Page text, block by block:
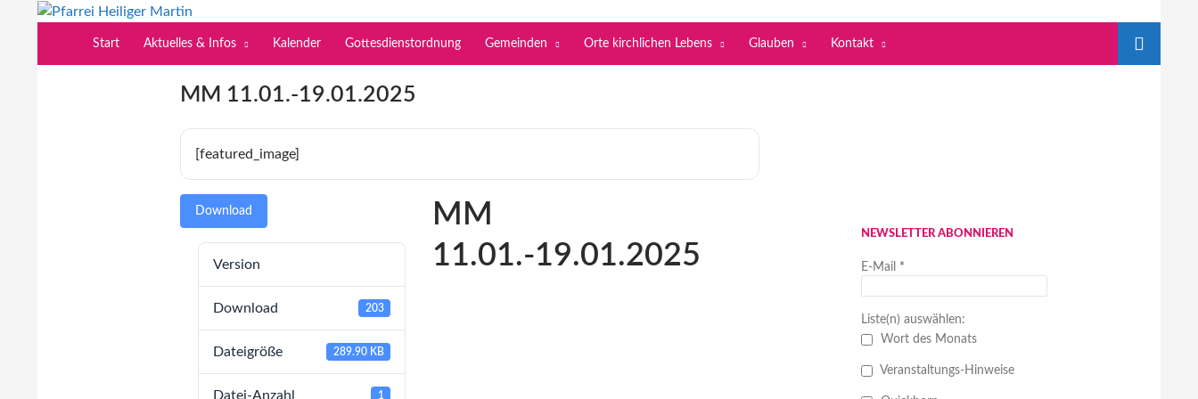
Pfarrei Heiliger Martin
Start Aktuelles & Infos Kalender Gottesdienstordnung Gemeinden Orte kirchlichen Lebens Glauben Kontakt
MM 11.01.-19.01.2025
[featured_image]
Download
Version
Download 203
Dateigröße 289.90 KB
Datei-Anzahl 1
MM
11.01.-19.01.2025
NEWSLETTER ABONNIEREN
E-Mail *
Liste(n) auswählen:
Wort des Monats
Veranstaltungs-Hinweise